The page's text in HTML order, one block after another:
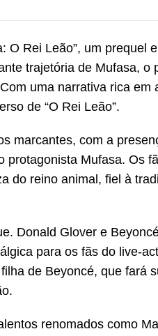
Rei Leão”, um prequel
trajetória de Mufasa, o
uma narrativa rica em
de “O Rei Leão”.
marcantes, com a
Mufasa. Os
do reino animal, fiel à
Donald Glover e
para os fãs do live-
de Beyoncé, que fará
renomados como